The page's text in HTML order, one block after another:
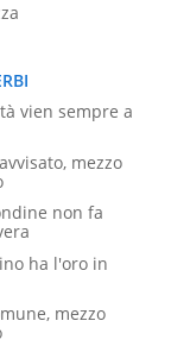
vien sempre a
mezzo
non fa
ha l'oro in
mezzo